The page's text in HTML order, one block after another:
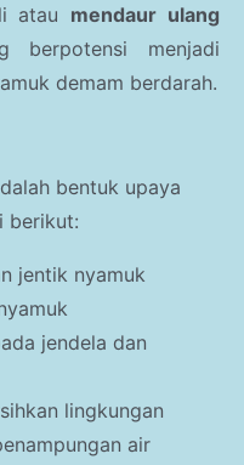
atau mendaur ulang
berpotensi menjadi
demam berdarah.
bentuk upaya
berikut:
jentik nyamuk
jendela dan
lingkungan
air